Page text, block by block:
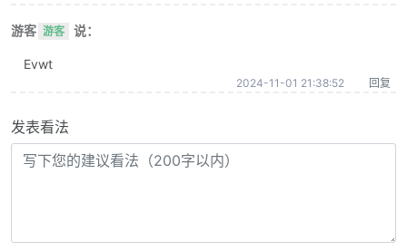
游客 游客 说：
Evwt
2024-11-01 21:38:52 回复
发表看法